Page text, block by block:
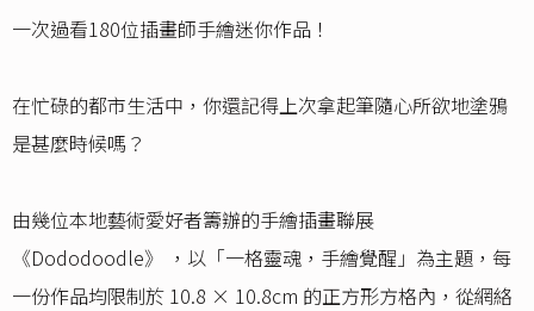
一次過看180位插畫師手繪迷你作品！
在忙碌的都市生活中，你還記得上次拿起筆隨心所欲地塗鴉
是甚麼時候嗎？
由幾位本地藝術愛好者籌辦的手繪插畫聯展
《Dododoodle》 ，以「一格靈魂，手繪覺醒」為主題，每
一份作品均限制於 10.8 × 10.8cm 的正方形方格內，從網絡